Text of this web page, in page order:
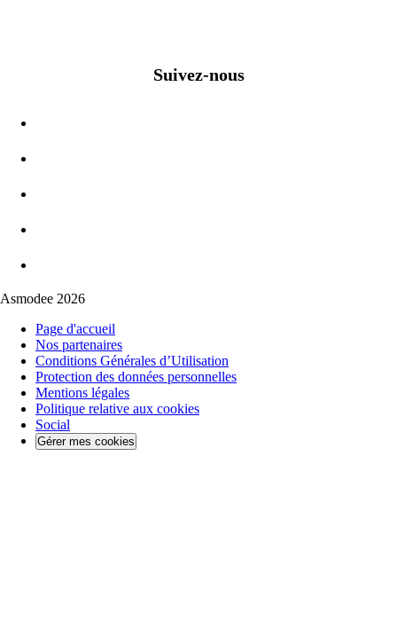
Suivez-nous
Asmodee 2026
Page d'accueil
Nos partenaires
Conditions Générales d’Utilisation
Protection des données personnelles
Mentions légales
Politique relative aux cookies
Social
Gérer mes cookies